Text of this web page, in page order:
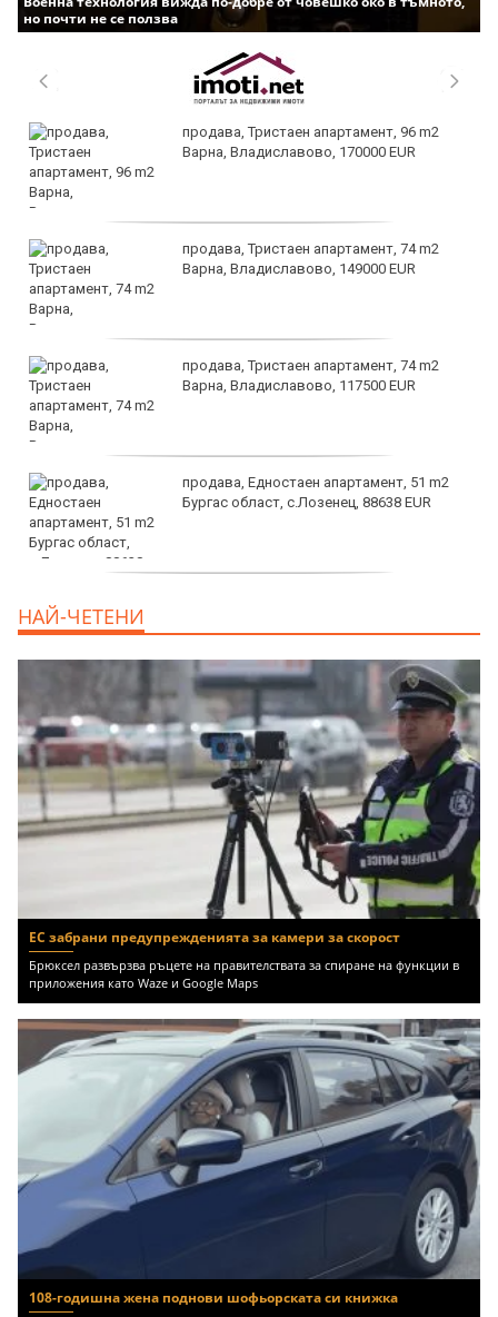
но почти не се ползва
продава, Тристаен апартамент, 96 m2
Варна, Владиславово, 170000 EUR
продава, Тристаен апартамент, 74 m2
Варна, Владиславово, 149000 EUR
продава, Тристаен апартамент, 74 m2
Варна, Владиславово, 117500 EUR
продава, Едностаен апартамент, 51 m2
Бургас област, с.Лозенец, 88638 EUR
EUR
НАЙ-ЧЕТЕНИ
ЕС забрани предупрежденията за камери за скорост
Брюксел развързва ръцете на правителствата за спиране на функции в
приложения като Waze и Google Maps
108-годишна жена поднови шофьорската си книжка